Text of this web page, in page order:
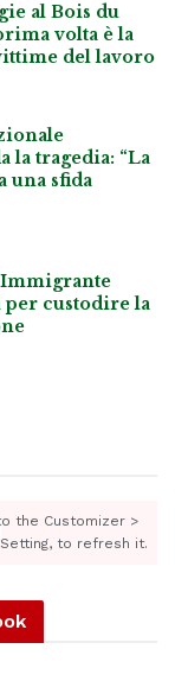
al Bois du
volta è la
del lavoro
la tragedia: “La
una sfida
custodire la
the Customizer >
to refresh it.